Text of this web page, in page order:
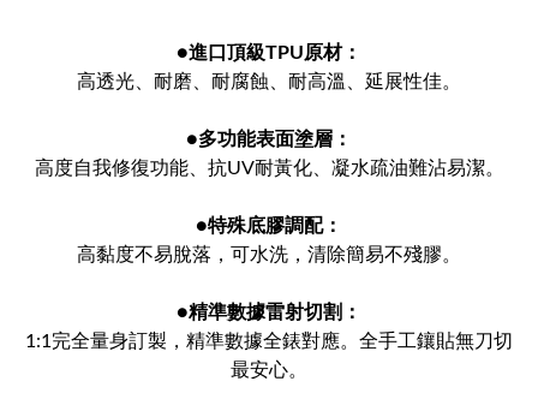
●進口頂級TPU原材：
高透光、耐磨、耐腐蝕、耐高溫、延展性佳。
●多功能表面塗層：
高度自我修復功能、抗UV耐黃化、凝水疏油難沾易潔。
●特殊底膠調配：
高黏度不易脫落，可水洗，清除簡易不殘膠。
●精準數據雷射切割：
1:1完全量身訂製，精準數據全錶對應。全手工鑲貼無刀切
最安心。